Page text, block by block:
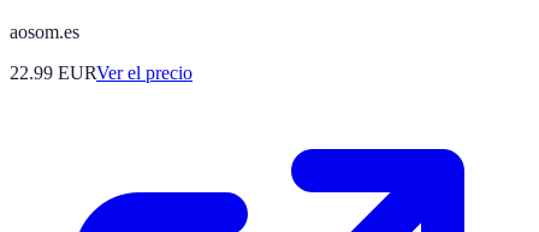
aosom.es
22.99 EURVer el precio